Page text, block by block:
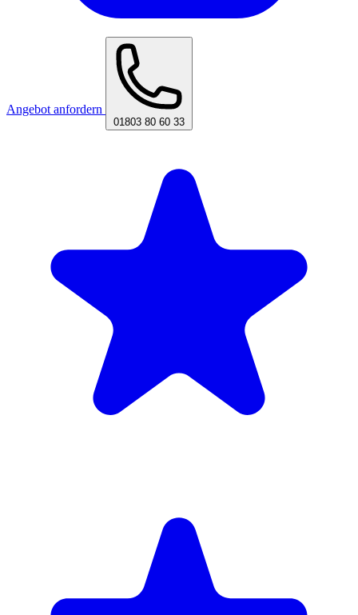
Angebot anfordern
01803 80 60 33